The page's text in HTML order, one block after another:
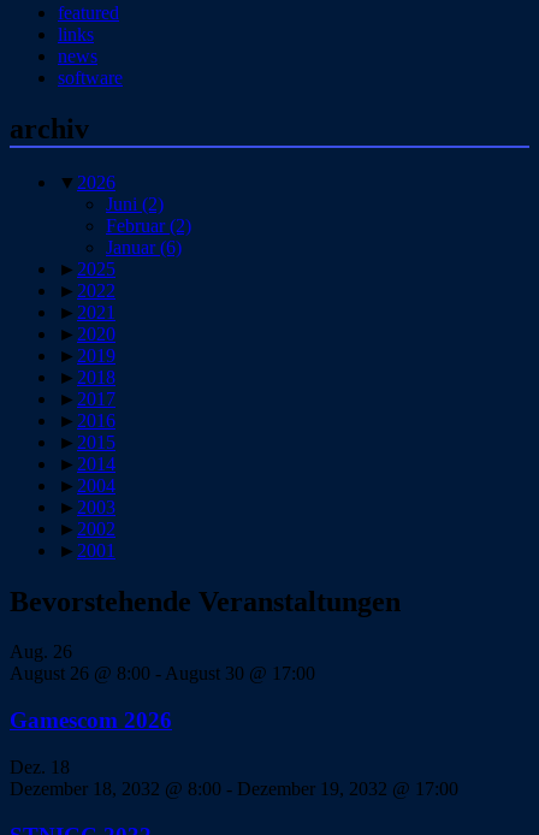
featured
links
news
software
archiv
▼ 2026
Juni (2)
Februar(2)
Januar(6)
► 2025
► 2022
► 2021
► 2020
► 2019
► 2018
► 2017
► 2016
► 2015
► 2014
► 2004
► 2003
► 2002
► 2001
Bevorstehende Veranstaltungen
Aug. 26
August 26 @ 8:00 -August 30 @ 17:00
Gamescom 2026
Dez. 18
Dezember 18, 2032 @ 8:00 - Dezember 19, 2032 @ 17:00